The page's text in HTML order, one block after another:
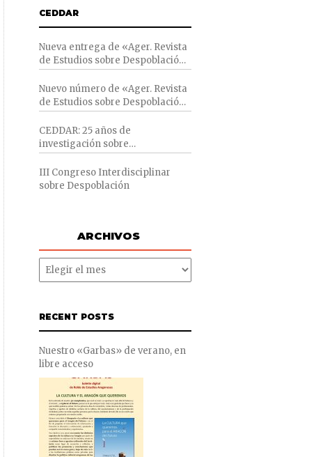
CEDDAR
Nueva entrega de «Ager. Revista
de Estudios sobre Despoblación
y Desarrollo Rural»
Nuevo número de «Ager. Revista
de Estudios sobre Despoblación
y Desarrollo Rural»
CEDDAR: 25 años de
investigación sobre
Despoblación y desarrollo rural
III Congreso Interdisciplinar
sobre Despoblación
ARCHIVOS
ARCHIVOS
RECENT POSTS
Nuestro «Garbas» de verano, en
libre acceso